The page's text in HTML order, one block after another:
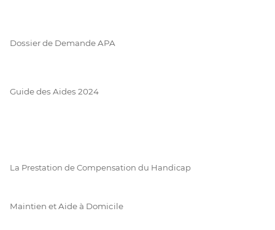
Dossier de Demande APA
Guide des Aides 2024
La Prestation de Compensation du Handicap
Maintien et Aide à Domicile